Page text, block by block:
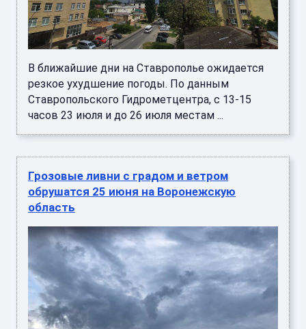
В ближайшие дни на Ставрополье ожидается
резкое ухудшение погоды. По данным
Ставропольского Гидрометцентра, с 13-15
часов 23 июля и до 26 июля местам ...
Грозовые ливни с градом и ветром
обрушатся 25 июня на Воронежскую
область